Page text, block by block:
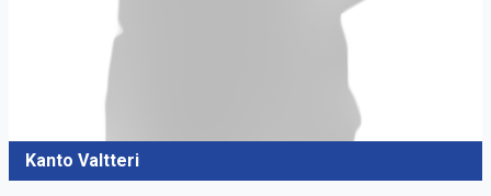
Kanto Valtteri